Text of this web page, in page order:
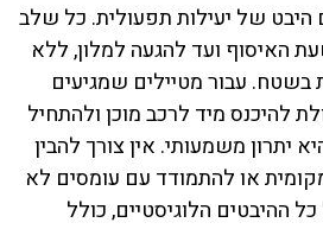
היבט של יעילות תפעולית. כל שלב
האיסוף ועד להגעה למלון, ללא
בשטח. עבור מטיילים שמגיעים
להיכנס מיד לרכב מוכן ולהתחיל
יתרון משמעותי. אין צורך להבין
או להתמודד עם עומסים לא
ההיבטים הלוגיסטיים, כולל